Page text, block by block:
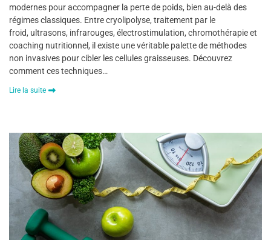
modernes pour accompagner la perte de poids, bien au-delà des
régimes classiques. Entre cryolipolyse, traitement par le
froid, ultrasons, infrarouges, électrostimulation, chromothérapie et
coaching nutritionnel, il existe une véritable palette de méthodes
non invasives pour cibler les cellules graisseuses. Découvrez
comment ces techniques…
Lire la suite